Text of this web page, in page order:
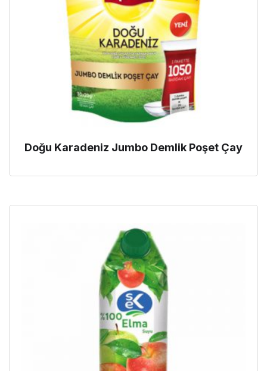
Doğu Karadeniz Jumbo Demlik Poşet Çay